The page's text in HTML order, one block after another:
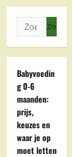
Zoeken
naar:
Babyvoedin
g 0-6
maanden:
prijs,
keuzes en
waar je op
moet letten